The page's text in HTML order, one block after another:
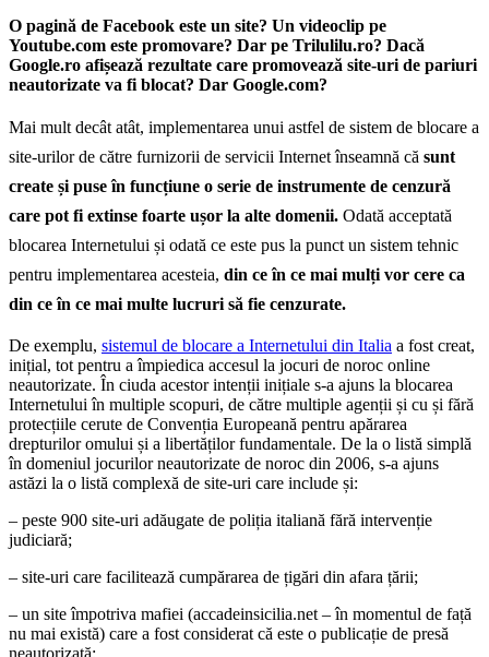
O pagină de Facebook este un site? Un videoclip pe
Youtube.com este promovare? Dar pe Trilulilu.ro? Dacă
Google.ro afișează rezultate care promovează site-uri de pariuri
neautorizate va fi blocat? Dar Google.com?
Mai mult decât atât, implementarea unui astfel de sistem de blocare a
site-urilor de către furnizorii de servicii Internet înseamnă că sunt
create și puse în funcțiune o serie de instrumente de cenzură
care pot fi extinse foarte ușor la alte domenii. Odată acceptată
blocarea Internetului și odată ce este pus la punct un sistem tehnic
pentru implementarea acesteia, din ce în ce mai mulți vor cere ca
din ce în ce mai multe lucruri să fie cenzurate.
De exemplu, sistemul de blocare a Internetului din Italia a fost creat,
inițial, tot pentru a împiedica accesul la jocuri de noroc online
neautorizate. În ciuda acestor intenții inițiale s-a ajuns la blocarea
Internetului în multiple scopuri, de către multiple agenții și cu și fără
protecțiile cerute de Convenția Europeană pentru apărarea
drepturilor omului și a libertăților fundamentale. De la o listă simplă
în domeniul jocurilor neautorizate de noroc din 2006, s-a ajuns
astăzi la o listă complexă de site-uri care include și:
– peste 900 site-uri adăugate de poliția italiană fără intervenție
judiciară;
– site-uri care facilitează cumpărarea de țigări din afara țării;
– un site împotriva mafiei (accadeinsicilia.net – în momentul de față
nu mai există) care a fost considerat că este o publicație de presă